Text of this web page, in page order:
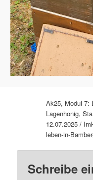
Ak25, Modul 7:
Lagenhonig,
12.07.2025 /
leben-in-
Schreibe